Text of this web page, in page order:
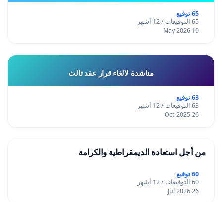
65 توقيع
65 التوقيعات / 12 أشهر
19 May 2026
مناشدة لالغاء قرار عقد ثالث
63 توقيع
63 التوقيعات / 12 أشهر
26 Oct 2025
من أجل استعادة الديمقراطية والكرامة
60 توقيع
60 التوقيعات / 12 أشهر
26 Jul 2026